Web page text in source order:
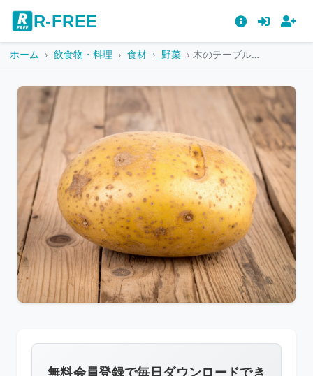
R-FREE
ホーム 飲食物・料理 食材 野菜 木のテーブルに置かれた土付きジャガイモ
像
無料会員登録で毎日ダウンロードでき